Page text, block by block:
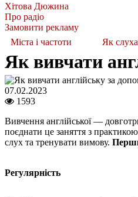
Хітова Дюжина
Про радіо
Замовити рекламу
Міста і частоти
Як
Як вивчати
07.02.2023
1593
Вивчення англійської —
поєднати це заняття з
слух та тренувати вимову.
Регулярність